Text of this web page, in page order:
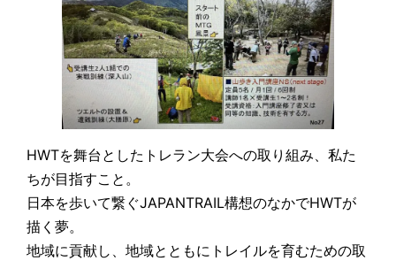
HWTを舞台としたトレラン大会への取り組み、私た
ちが目指すこと。
日本を歩いて繋ぐJAPANTRAIL構想のなかでHWTが
描く夢。
地域に貢献し、地域とともにトレイルを育むための取